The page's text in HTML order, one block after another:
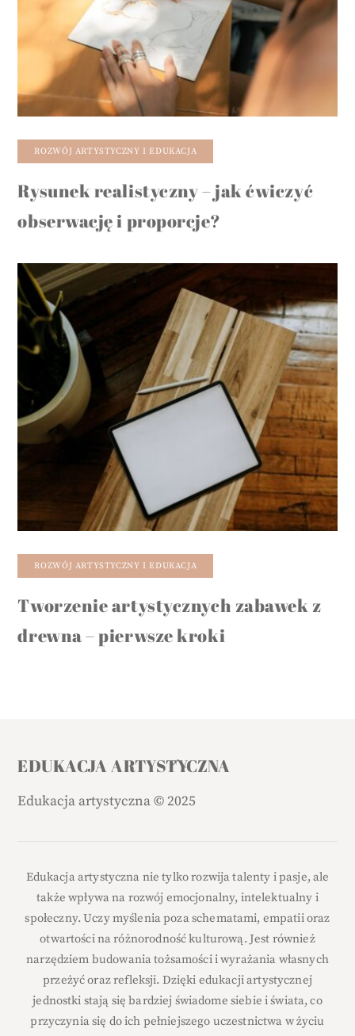
ROZWÓJ ARTYSTYCZNY I EDUKACJA
Rysunek realistyczny – jak ćwiczyć
obserwację i proporcje?
ROZWÓJ ARTYSTYCZNY I EDUKACJA
Tworzenie artystycznych zabawek z
drewna – pierwsze kroki
Back
Top
EDUKACJA ARTYSTYCZNA
Edukacja artystyczna© 2025
Edukacja artystyczna nie tylko rozwija talenty i pasje, ale
także wpływa na rozwój emocjonalny, intelektualny i
społeczny. Uczy myślenia poza schematami, empatii oraz
otwartości na różnorodność kulturową. Jest również
narzędziem budowania tożsamości i wyrażania własnych
przeżyć oraz refleksji. Dzięki edukacji artystycznej
jednostki stają się bardziej świadome siebie i świata, co
przyczynia się do ich pełniejszego uczestnictwa w życiu